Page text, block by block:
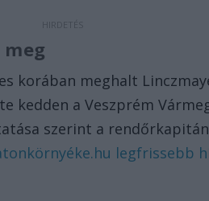
korában meghalt
kedden a Veszprém
szerint a
legfrissebb